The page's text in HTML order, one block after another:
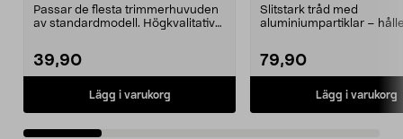
Passar de flesta trimmerhuvuden
av standardmodell. Högkvalitativ
39,90
Lägg i varukorg
Slitstark tråd med
aluminiumpartiklar –
79,90
Lägg i varukorg